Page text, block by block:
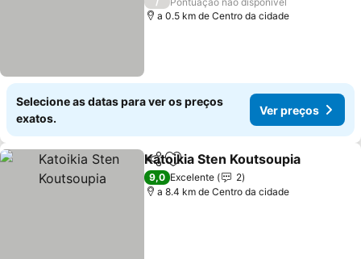
a 0.5 km de Centro da cidade
Selecione as datas para ver os preços
exatos.
Ver preços
PartilharAdicionar aos favoritos
Katoikia Sten Koutsoupia
9,0 Excelente
2
a 8.4 km de Centro da cidade